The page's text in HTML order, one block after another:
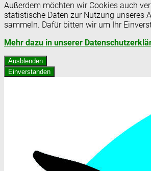
Außerdem möchten wir Cookies auch
statistische Daten zur Nutzung unseres
sammeln. Dafür bitten wir um Ihr
Mehr dazu in unserer
Ausblenden
Einverstanden